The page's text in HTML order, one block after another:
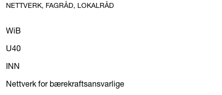
NETTVERK, FAGRÅD, LOKALRÅD
WiB
U40
INN
Nettverk for bærekraftsansvarlige